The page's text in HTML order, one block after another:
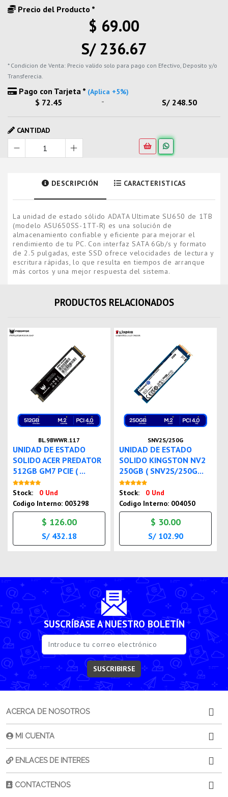
Precio del Producto *
$ 69.00
S/ 236.67
* Condicion de Venta: Precio valido solo para pago con Efectivo, Deposito y/o
Transferecia.
Pago con Tarjeta * (Aplica +5%)
$ 72.45 - S/ 248.50
CANTIDAD
DESCRIPCIÓN CARACTERISTICAS
La unidad de estado sólido ADATA Ultimate SU650 de 1TB
(modelo ASU650SS-1TT-R) es una solución de
almacenamiento confiable y eficiente para mejorar el
rendimiento de tu PC. Con interfaz SATA 6Gb/s y formato
de 2.5 pulgadas, este SSD ofrece velocidades de lectura y
escritura rápidas, lo que resulta en tiempos de arranque
más cortos y una mejor respuesta del sistema.
PRODUCTOS RELACIONADOS
BL.9BWWR.117
UNIDAD DE ESTADO
SOLIDO ACER PREDATOR
512GB GM7 PCIE ( ...
Stock:
0 Und
Codigo Interno: 003298
$ 126.00
S/ 432.18
SNV2S/250G
UNIDAD DE ESTADO
SOLIDO KINGSTON NV2
250GB ( SNV2S/250G...
Stock:
0 Und
Codigo Interno: 004050
$ 30.00
S/ 102.90
SUSCRÍBASE A NUESTRO BOLETÍN
SUSCRIBIRSE
ACERCA DE NOSOTROS
MI CUENTA
ENLACES DE INTERES
CONTACTENOS